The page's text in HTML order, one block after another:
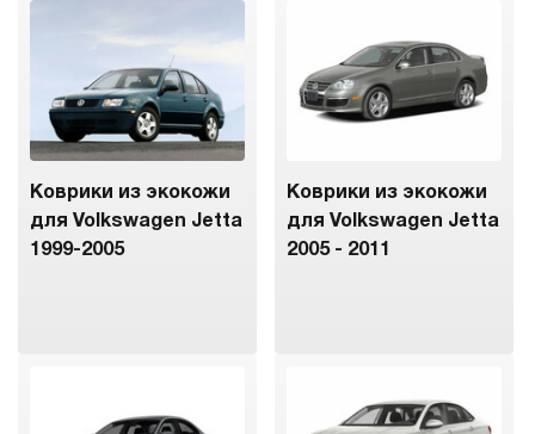
Коврики из экокожи
для Volkswagen Jetta
1999-2005
Коврики из экокожи
для Volkswagen Jetta
2005 - 2011